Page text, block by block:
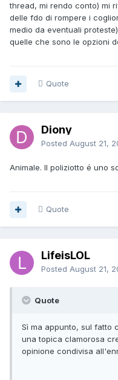
thread, mi rendo conto) mi
delle fdo di rompere i
medio da eventuali
quelle che sono le opzioni
Quote
Diony
Posted August 21,
Animale. Il poliziotto é uno
Quote
LifeisLOL
Posted August 21,
Quote
Sì ma appunto, sul fatto
una topica clamorosa
opinione condivisa